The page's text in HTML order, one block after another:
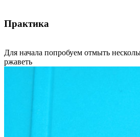
Практика
Для начала попробуем отмыть
ржаветь